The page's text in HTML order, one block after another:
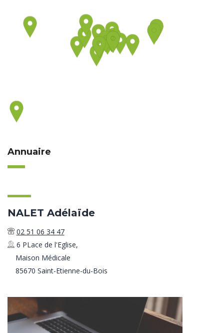
Annuaire
NALET Adélaïde
02 51 06 34 47
6 PLace de l'Eglise,
Maison Médicale
85670 Saint-Etienne-du-Bois